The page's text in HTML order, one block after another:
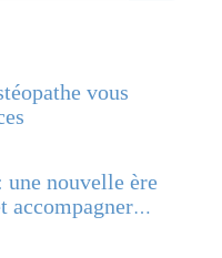
vous
nouvelle ère
accompagner